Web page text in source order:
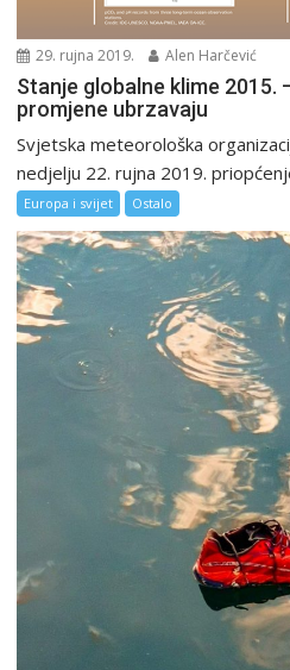
29. rujna 2019. Alen Harčević
Stanje globalne klime 2015.
promjene ubrzavaju
Svjetska meteorološka
nedjelju 22. rujna 2019.
Europa i svijet Ostalo